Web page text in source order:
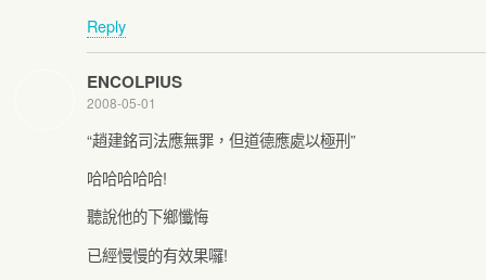
Reply
ENCOLPIUS
2008-05-01
“趙建銘司法應無罪，但道德應處以極刑”
哈哈哈哈哈!
聽說他的下鄉懺悔
已經慢慢的有效果囉!